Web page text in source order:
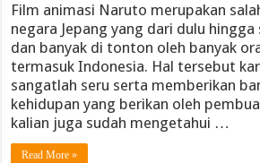
Film animasi Naruto merupakan
negara Jepang yang dari dulu
dan banyak di tonton oleh banyak
termasuk Indonesia. Hal tersebut
sangatlah seru serta memberikan
kehidupan yang berikan oleh
kalian juga sudah mengetahui …
Read More »